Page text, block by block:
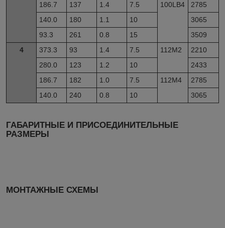
186.7
137 1.4 7.5 100LB4
2785
140.0
180 1.1 10
3065
93.3
261 0.8 15
3509
4
373.3 93 1.4 7.5 112M2
2210
280.0
123 1.2 10
2433
186.7
182 1.0 7.5 112M4
2785
140.0
240 0.8 10 3065
ГАБАРИТНЫЕ И ПРИСОЕДИНИТЕЛЬНЫЕ
РАЗМЕРЫ
МОНТАЖНЫЕ СХЕМЫ